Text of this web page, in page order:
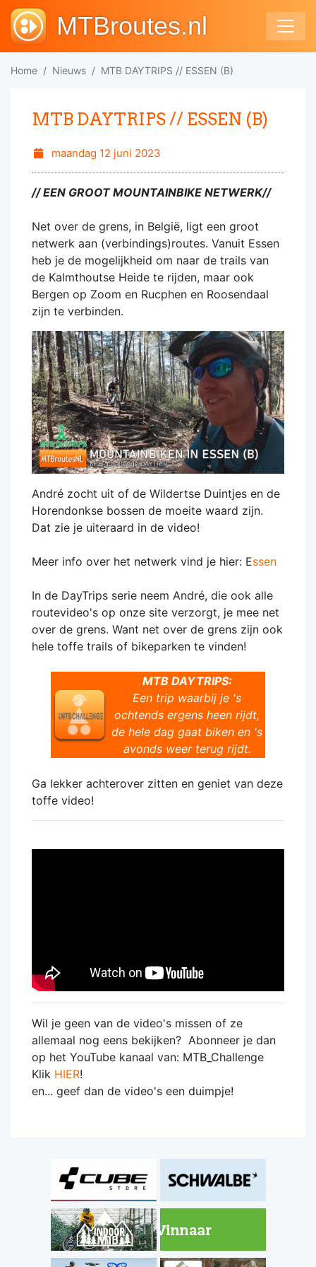
MTBroutes.nl
Home Nieuws MTB DAYTRIPS // ESSEN (B)
MTB DAYTRIPS // ESSEN (B)
maandag 12 juni 2023
// EEN GROOT MOUNTAINBIKE NETWERK//
Net over de grens, in België, ligt een groot
netwerk aan (verbindings)routes. Vanuit Essen
heb je de mogelijkheid om naar de trails van
de Kalmthoutse Heide te rijden, maar ook
Bergen op Zoom en Rucphen en Roosendaal
zijn te verbinden.
André zocht uit of de Wildertse Duintjes en de
Horendonkse bossen de moeite waard zijn.
Dat zie je uiteraard in de video!
Meer info over het netwerk vind je hier: Essen
In de DayTrips serie neem André, die ook alle
routevideo's op onze site verzorgt, je mee net
over de grens. Want net over de grens zijn ook
hele toffe trails of bikeparken te vinden!
MTB DAYTRIPS:
Een trip waarbij je 's
ochtends ergens heen rijdt,
de hele dag gaat biken en 's
avonds weer terug rijdt.
Ga lekker achterover zitten en geniet van deze
toffe video!
Wil je geen van de video's missen of ze
allemaal nog eens bekijken? Abonneer je dan
op het YouTube kanaal van: MTB_Challenge
Klik HIER!
en... geef dan de video's een duimpje!